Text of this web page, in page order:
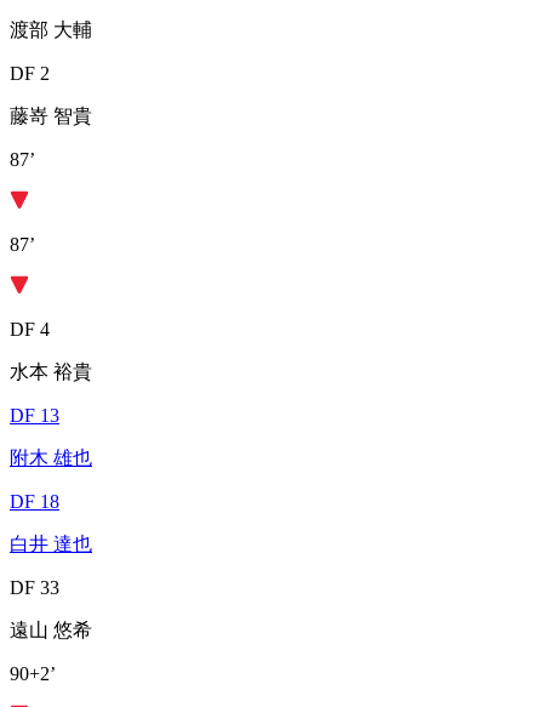
渡部 大輔
DF 2
藤嵜 智貴
87’
87’
DF 4
水本 裕貴
DF 13
附木 雄也
DF 18
白井 達也
DF 33
遠山 悠希
90+2’